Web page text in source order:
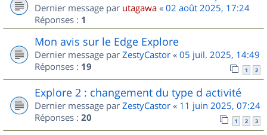
Dernier message par utagawa « 02 août 2025, 17:24
Réponses : 1
Mon avis sur le Edge Explore
Dernier message par ZestyCastor « 05 juil. 2025, 14:49
Réponses : 19 1 2
Explore 2 : changement du type d activité
Dernier message par ZestyCastor « 11 juin 2025, 07:24
Réponses : 20 1 2 3